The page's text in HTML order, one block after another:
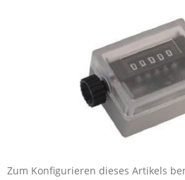
Zum Konfigurieren dieses Artikels